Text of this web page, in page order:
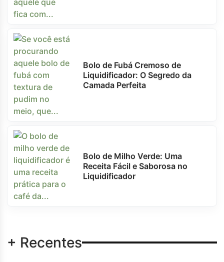
Bolo de Fubá Cremoso de
Liquidificador: O Segredo da
Camada Perfeita
Bolo de Milho Verde: Uma
Receita Fácil e Saborosa no
Liquidificador
+ Recentes